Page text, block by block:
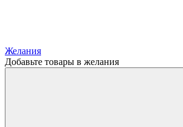
Желания
Добавьте товары в желания